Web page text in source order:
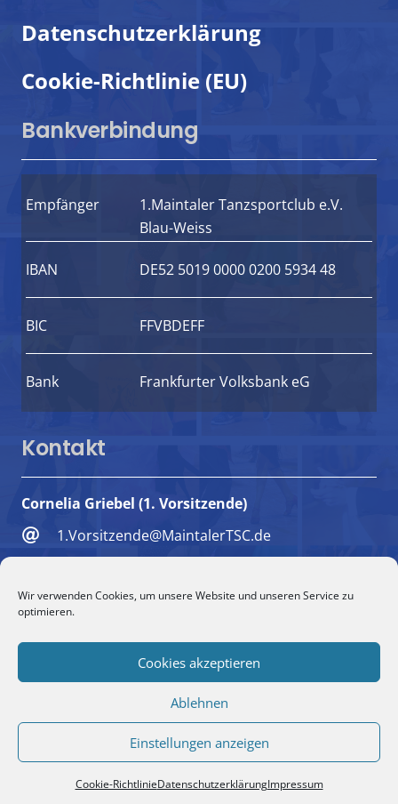
Wir verwenden Cookies, um unsere Website und unseren Service zu
optimieren.
Cookies akzeptieren
Ablehnen
Einstellungen anzeigen
Cookie-RichtlinieDatenschutzerklärungImpressum
Datenschutzerklärung
Cookie-Richtlinie (EU)
Bankverbindung
Empfänger
1.Maintaler Tanzsportclub e.V.
Blau-Weiss
IBAN DE52 5019 0000 0200 5934 48
BIC FFVBDEFF
Bank Frankfurter Volksbank eG
Kontakt
Cornelia Griebel (1. Vorsitzende)
1.Vorsitzende@MaintalerTSC.de
+49 151 5732 1579
© 1984-2025 1. Maintaler Tanzsportclub e. V. Blau-